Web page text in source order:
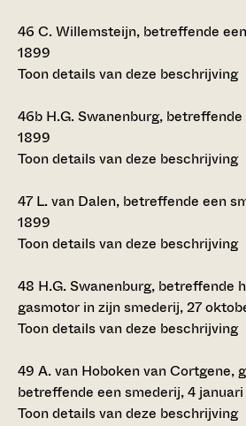
46 C. Willemsteijn, betreffende
1899
Toon details van deze beschrijving
46b H.G. Swanenburg,
1899
Toon details van deze beschrijving
47 L. van Dalen, betreffende een
1899
Toon details van deze beschrijving
48 H.G. Swanenburg, betreffende
gasmotor in zijn smederij, 27
Toon details van deze beschrijving
49 A. van Hoboken van Cortgene,
betreffende een smederij, 4
Toon details van deze beschrijving